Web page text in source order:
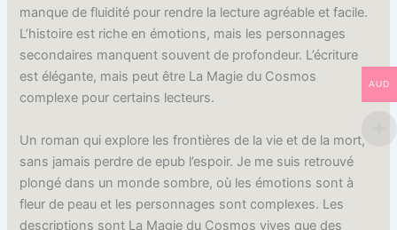
manque de fluidité pour rendre la lecture agréable et facile.
L’histoire est riche en émotions, mais les personnages
secondaires manquent souvent de profondeur. L’écriture
est élégante, mais peut être La Magie du Cosmos
complexe pour certains lecteurs.
Un roman qui explore les frontières de la vie et de la mort,
sans jamais perdre de epub l’espoir. Je me suis retrouvé
plongé dans un monde sombre, où les émotions sont à
fleur de peau et les personnages sont complexes. Les
descriptions sont La Magie du Cosmos vives que des
AUD